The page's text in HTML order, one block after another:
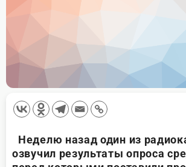
Неделю назад один из
озвучил результаты опроса